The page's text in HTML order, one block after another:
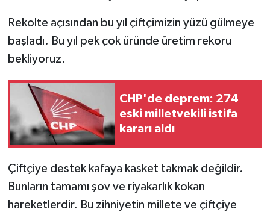
Rekolte açısından bu yıl çiftçimizin yüzü gülmeye
başladı. Bu yıl pek çok üründe üretim rekoru
bekliyoruz.
CHP'de deprem: 274
eski milletvekili istifa
kararı aldı
Çiftçiye destek kafaya kasket takmak değildir.
Bunların tamamı şov ve riyakarlık kokan
hareketlerdir. Bu zihniyetin millete ve çiftçiye